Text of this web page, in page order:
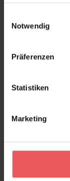
Notwendig
Präferenzen
Statistiken
Marketing
285,00 €